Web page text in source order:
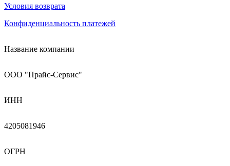
Условия возврата
Конфиденциальность платежей
Название компании
ООО "Прайс-Сервис"
ИНН
4205081946
ОГРН